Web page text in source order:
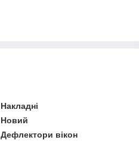
Накладні
Новий
Дефлектори вікон